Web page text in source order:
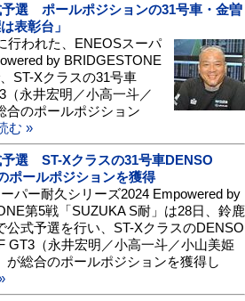
予選 ポールポジションの31号車・金曽
表彰台」
われた、ENEOSスーパ
by BRIDGESTONE
ST-Xクラスの31号車
（永井宏明／小高一斗／
合のポールポジション
む »
選 ST-Xクラスの31号車DENSO
ポールポジションを獲得
パー耐久シリーズ2024 Empowered by
第5戦「SUZUKA S耐」は28日、鈴鹿
公式予選を行い、ST-XクラスのDENSO
GT3（永井宏明／小高一斗／小山美姫
が総合のポールポジションを獲得し